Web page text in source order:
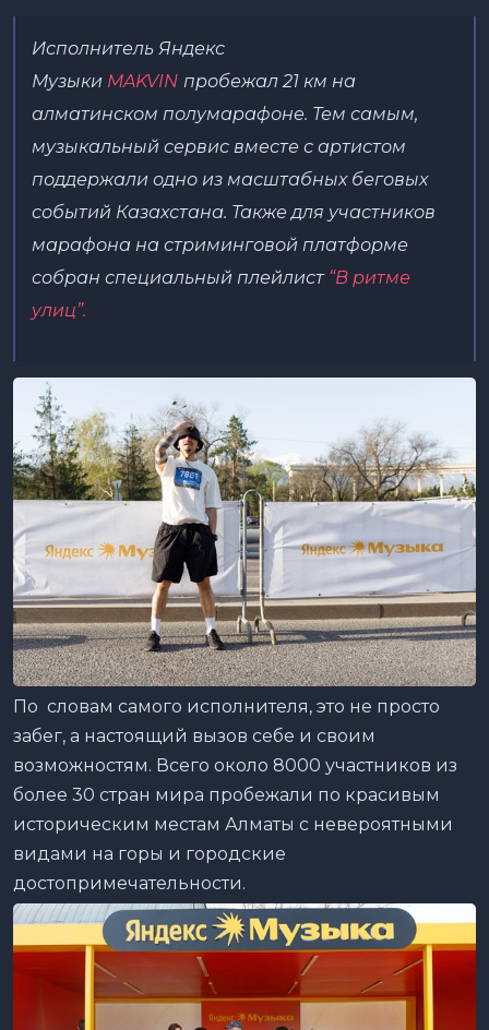
Исполнитель Яндекс
Музыки MAKVIN пробежал 21 км на
алматинском полумарафоне. Тем самым,
музыкальный сервис вместе с артистом
поддержали одно из масштабных беговых
событий Казахстана. Также для участников
марафона на стриминговой платформе
собран специальный плейлист “В ритме
улиц”.
По словам самого исполнителя, это не просто
забег, а настоящий вызов себе и своим
возможностям. Всего около 8000 участников из
более 30 стран мира пробежали по красивым
историческим местам Алматы с невероятными
видами на горы и городские
достопримечательности.